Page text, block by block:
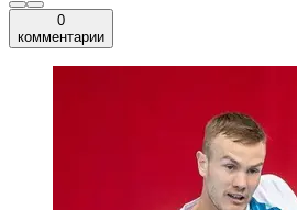
0
комментарии